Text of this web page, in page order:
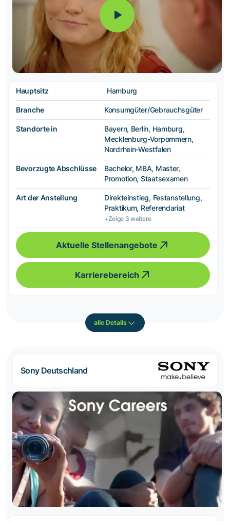
Hauptsitz Hamburg
Branche Konsumgüter/Gebrauchsgüter
Standorte in
Bayern, Berlin, Hamburg,
Mecklenburg-Vorpommern,
Nordrhein-Westfalen
Bevorzugte Abschlüsse
Bachelor, MBA, Master,
Promotion, Staatsexamen
Art der Anstellung
Direkteinstieg, Festanstellung,
Praktikum, Referendariat
+Zeige 3 weitere
Aktuelle Stellenangebote
Karrierebereich
alle Details
Sony Deutschland